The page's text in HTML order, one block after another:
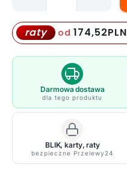
półplafon
Vida
z
dziewięcioma
punktami
świetlnymi
raty od 174,52PLN
Darmowa dostawa
dla tego produktu
BLIK, karty, raty
bezpieczne Przelewy24